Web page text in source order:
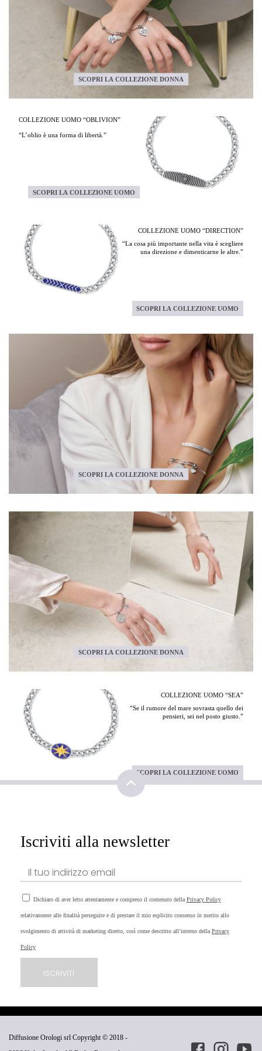
SCOPRI LA COLLEZIONE DONNA
COLLEZIONE UOMO “OBLIVION”
“L’oblio è una forma di libertà.”
SCOPRI LA COLLEZIONE UOMO
COLLEZIONE UOMO “DIRECTION”
“La cosa più importante nella vita è scegliere
una direzione e dimenticarne le altre.”
SCOPRI LA COLLEZIONE UOMO
SCOPRI LA COLLEZIONE DONNA
SCOPRI LA COLLEZIONE DONNA
COLLEZIONE UOMO “SEA”
“Se il rumore del mare sovrasta quello dei
pensieri, sei nel posto giusto.”
SCOPRI LA COLLEZIONE UOMO
Iscriviti alla newsletter
Dichiaro di aver letto attentamente e compreso il contenuto della Privacy Policy
relativamente alle finalità perseguite e di prestare il mio esplicito consenso in merito allo
svolgimento di attività di marketing diretto, così come descritto all’interno della Privacy
Policy
Diffusione Orologi srl Copyright © 2018 -